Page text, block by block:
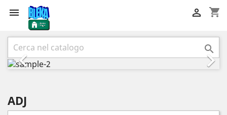
 shopping_cart



Precedente

ADJ